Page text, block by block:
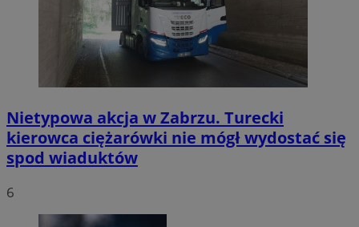
Nietypowa akcja w Zabrzu. Turecki
kierowca ciężarówki nie mógł wydostać się
spod wiaduktów
6